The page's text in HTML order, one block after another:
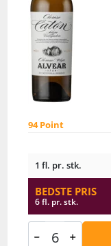
94 Point
1 fl. pr. stk.
BEDSTE PRIS
6 fl. pr. stk.